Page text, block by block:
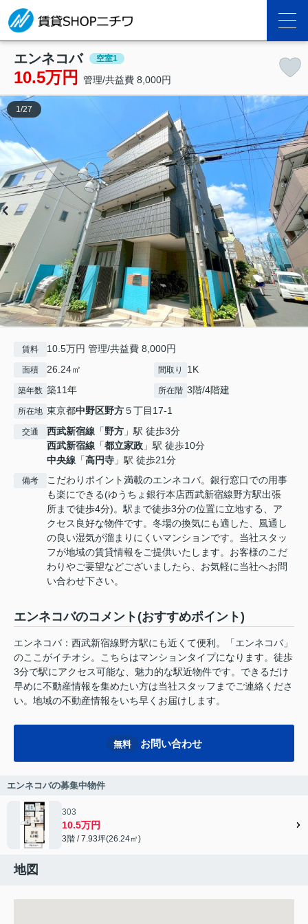
エンネコバ 空室1
10.5万円 管理/共益費 8,000円
1 /27
賃料 10.5万円 管理/共益費 8,000円
面積 26.24㎡ 間取り 1K
築年数 築11年 所在階 3階/4階建
所在地 東京都中野区野方５丁目17-1
交通 西武新宿線 「野方 」駅 徒歩3分
西武新宿線 「都立家政 」駅 徒歩10分
中央線 「高円寺 」駅 徒歩21分
備考
こだわりポイント満載のエンネコバ。銀行窓口での用事
も楽にできる(ゆうちょ銀行本店西武新宿線野方駅出張
所まで徒歩4分)。駅まで徒歩3分の位置に立地する、ア
クセス良好な物件です。冬場の換気にも適した、風通し
の良い湿気が溜まりにくいマンションです。当社スタッ
フが地域の賃貸情報をご提供いたします。お客様のこだ
わりやご要望などございましたら、お気軽に当社へお問
い合わせ下さい。
エンネコバのコメント(おすすめポイント)
エンネコバ：西武新宿線野方駅にも近くて便利。「エンネコバ」
のここがイチオシ。こちらはマンションタイプになります。徒歩
3分で駅にアクセス可能な、魅力的な駅近物件です。できるだけ
早めに不動産情報を集めたい方は当社スタッフまでご連絡くださ
い。地域の不動産情報をいち早くお届けします。
無料 お問い合わせ
エンネコバの募集中物件
303
10.5万円
3階 / 7.93坪(26.24㎡)
地図